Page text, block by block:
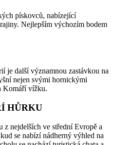
pískovců, nabízející
Nejlepším výchozím bodem
je další významnou zastávkou na
nejen svými hornickými
Komáří vížku.
HŮRKU
z nejdelších ve střední Evropě a
se nabízí nádherný výhled na